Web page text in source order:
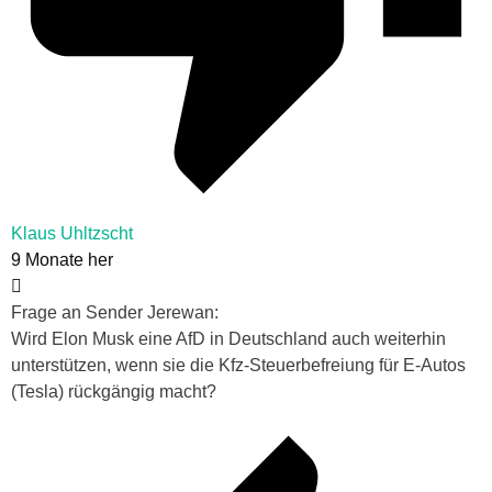
Klaus Uhltzscht
9 Monate her
Frage an Sender Jerewan:
Wird Elon Musk eine AfD in Deutschland auch weiterhin
unterstützen, wenn sie die Kfz-Steuerbefreiung für E-Autos
(Tesla) rückgängig macht?